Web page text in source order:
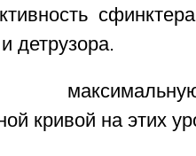
детрузора.
кривой на этих